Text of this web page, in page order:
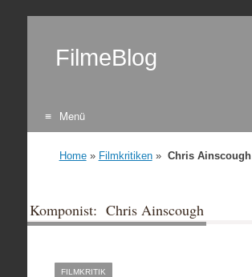
FilmeBlog
Menü
Home» Filmkritiken» Chris Ainscough
Komponist: Chris Ainscough
FILMKRITIK